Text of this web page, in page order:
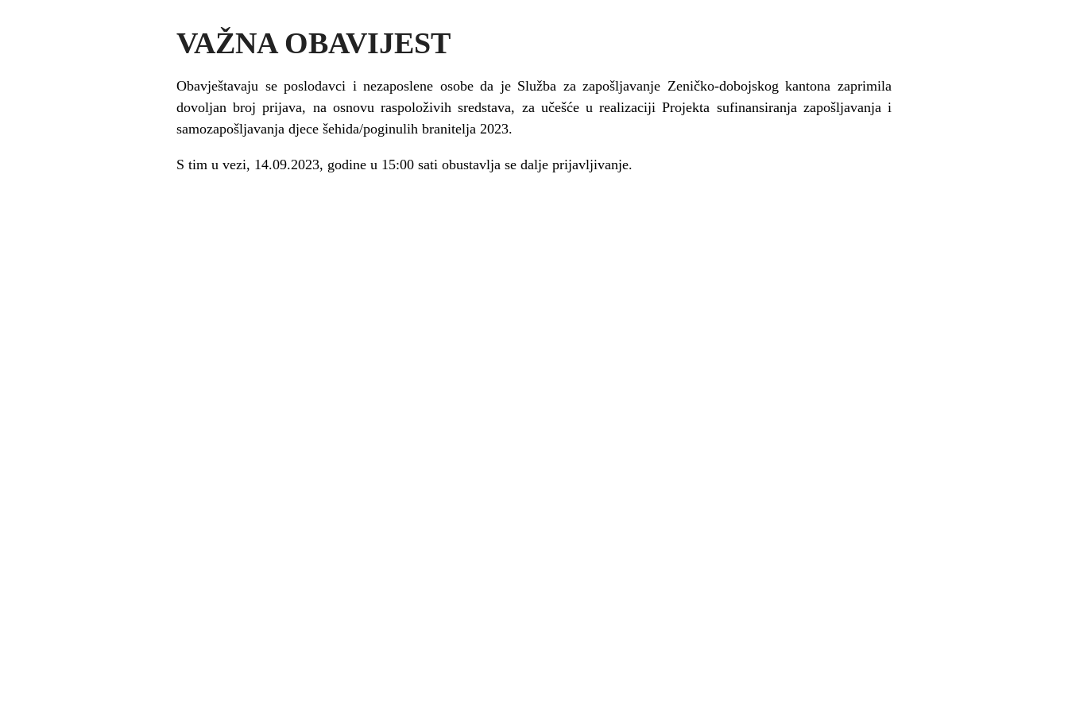
VAŽNA OBAVIJEST
Obavještavaju se poslodavci i nezaposlene osobe da je Služba za zapošljavanje Zeničko-dobojskog kantona zaprimila
dovoljan broj prijava, na osnovu raspoloživih sredstava, za učešće u realizaciji Projekta sufinansiranja zapošljavanja i
samozapošljavanja djece šehida/poginulih branitelja 2023.
S tim u vezi, 14.09.2023, godine u 15:00 sati obustavlja se dalje prijavljivanje.